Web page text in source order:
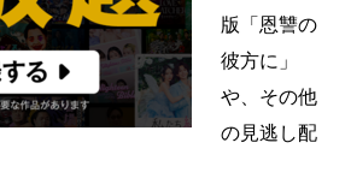
版「恩讐の
彼方に」
や、その他
の見逃し配